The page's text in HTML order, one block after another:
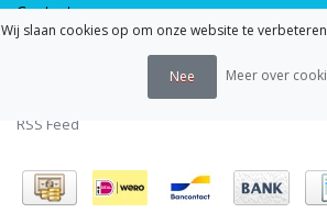
Contactgegevens
© 2026 - Earth Games | Realisatie:webshop-
Algemene voorwaarden|Disclaimer
RSS Feed
Wij slaan cookies op om onze website te
Nee Meer over